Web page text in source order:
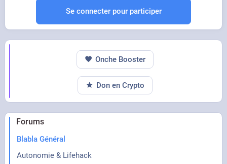
Se connecter pour participer
Forums
Blabla Général
Autonomie & Lifehack
Onche Booster
Don en Crypto